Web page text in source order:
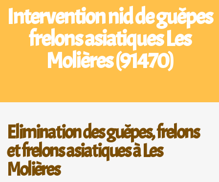
Intervention nid de guêpes
frelons asiatiques Les
Molières (91470)
Elimination des guêpes, frelons
et frelons asiatiques à Les
Molières